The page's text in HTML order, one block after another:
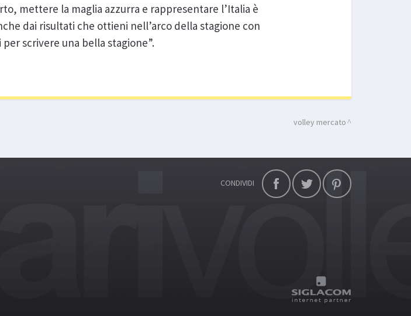
mettere la maglia azzurra e rappresentare l’Italia è
dai risultati che ottieni nell’arco della stagione con
scrivere una bella stagione”.
volley mercato
CONDIVIDI